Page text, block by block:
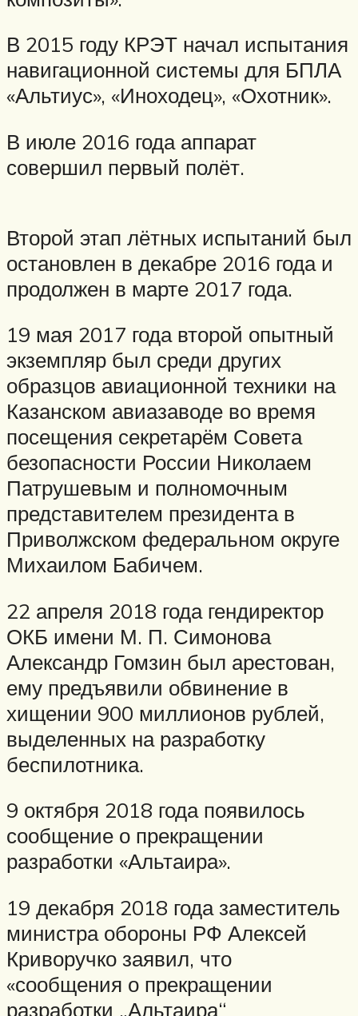
В 2015 году КРЭТ начал испытания
навигационной системы для БПЛА
«Альтиус», «Иноходец», «Охотник».
В июле 2016 года аппарат
совершил первый полёт.
Второй этап лётных испытаний был
остановлен в декабре 2016 года и
продолжен в марте 2017 года.
19 мая 2017 года второй опытный
экземпляр был среди других
образцов авиационной техники на
Казанском авиазаводе во время
посещения секретарём Совета
безопасности России Николаем
Патрушевым и полномочным
представителем президента в
Приволжском федеральном округе
Михаилом Бабичем.
22 апреля 2018 года гендиректор
ОКБ имени М. П. Симонова
Александр Гомзин был арестован,
ему предъявили обвинение в
хищении 900 миллионов рублей,
выделенных на разработку
беспилотника.
9 октября 2018 года появилось
сообщение о прекращении
разработки «Альтаира».
19 декабря 2018 года заместитель
министра обороны РФ Алексей
Криворучко заявил, что
«сообщения о прекращении
разработки „Альтаира“